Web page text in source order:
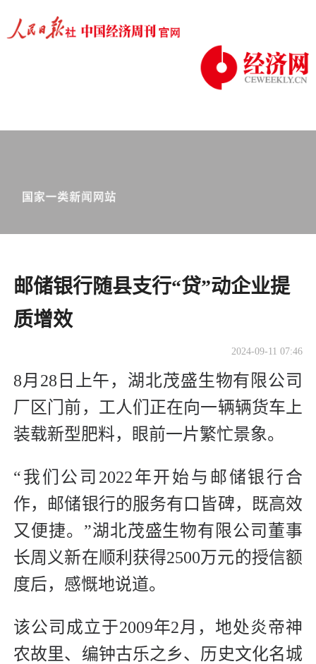
邮储银行随县支行“贷”动企业提
质增效
2024-09-11 07:46
8月28日上午，湖北茂盛生物有限公司
厂区门前，工人们正在向一辆辆货车上
装载新型肥料，眼前一片繁忙景象。
“我们公司2022年开始与邮储银行合
作，邮储银行的服务有口皆碑，既高效
又便捷。”湖北茂盛生物有限公司董事
长周义新在顺利获得2500万元的授信额
度后，感慨地说道。
该公司成立于2009年2月，地处炎帝神
农故里、编钟古乐之乡、历史文化名城